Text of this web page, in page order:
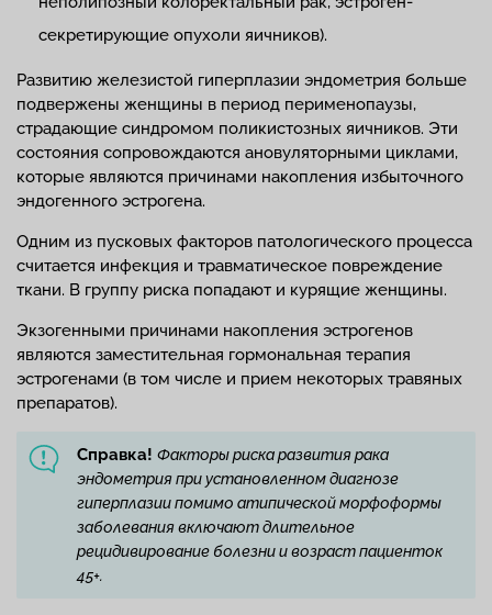
секретирующие опухоли яичников).
Развитию железистой гиперплазии эндометрия больше
подвержены женщины в период перименопаузы,
страдающие синдромом поликистозных яичников. Эти
состояния сопровождаются ановуляторными циклами,
которые являются причинами накопления избыточного
эндогенного эстрогена.
Одним из пусковых факторов патологического процесса
считается инфекция и травматическое повреждение
ткани. В группу риска попадают и курящие женщины.
Экзогенными причинами накопления эстрогенов
являются заместительная гормональная терапия
эстрогенами (в том числе и прием некоторых травяных
препаратов).
Справка! Факторы риска развития рака
эндометрия при установленном диагнозе
гиперплазии помимо атипической морфоформы
заболевания включают длительное
рецидивирование болезни и возраст пациенток
45+.